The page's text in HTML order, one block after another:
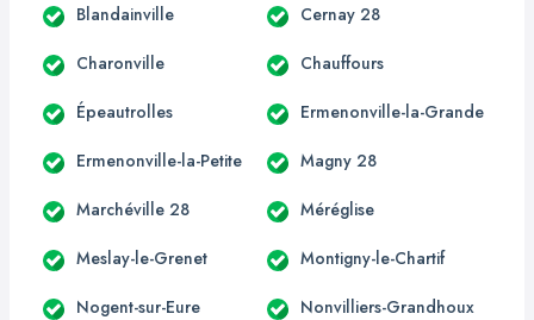
Blandainville Cernay 28
Charonville Chauffours
Épeautrolles Ermenonville-la-Grande
Ermenonville-la-Petite Magny 28
Marchéville 28 Méréglise
Meslay-le-Grenet Montigny-le-Chartif
Nogent-sur-Eure Nonvilliers-Grandhoux